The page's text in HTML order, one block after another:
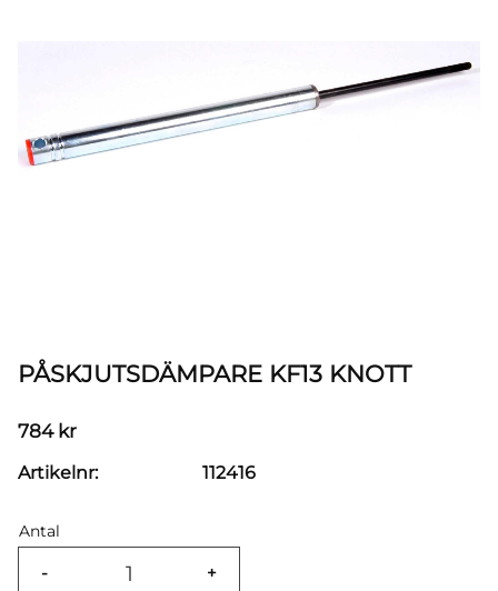
PÅSKJUTSDÄMPARE KF13 KNOTT
784kr
Antal
+
-
Artikelnr 112416